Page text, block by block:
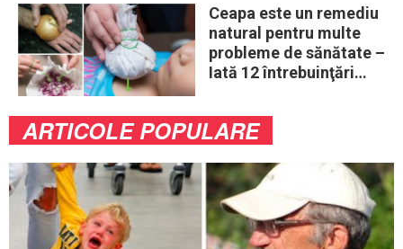
Ceapa este un remediu
natural pentru multe
probleme de sănătate –
Iată 12 întrebuinţări
ARTICOLE POPULARE